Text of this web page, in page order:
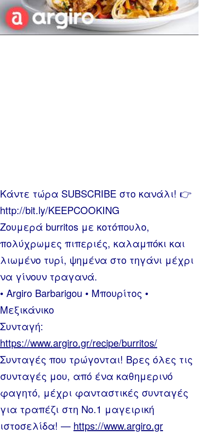
Κάντε τώρα SUBSCRIBE στο κανάλι! 👉
http://bit.ly/KEEPCOOKING
Ζουμερά burritos με κοτόπουλο,
πολύχρωμες πιπεριές, καλαμπόκι και
λιωμένο τυρί, ψημένα στο τηγάνι μέχρι
να γίνουν τραγανά.
• Argiro Barbarigou • Μπουρίτος •
Μεξικάνικο
Συνταγή:
https://www.argiro.gr/recipe/burritos/
Συνταγές που τρώγονται! Βρες όλες τις
συνταγές μου, από ένα καθημερινό
φαγητό, μέχρι φανταστικές συνταγές
για τραπέζι στη Νο.1 μαγειρική
ιστοσελίδα! — https://www.argiro.gr